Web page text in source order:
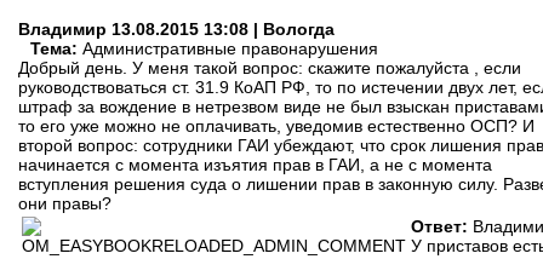
Владимир 13.08.2015 13:08 | Вологда
Тема: Административные правонарушения
Добрый день. У меня такой вопрос: скажите пожалуйста , если
руководствоваться ст. 31.9 КоАП РФ, то по истечении двух лет,
штраф за вождение в нетрезвом виде не был взыскан
то его уже можно не оплачивать, уведомив естественно ОСП? И
второй вопрос: сотрудники ГАИ убеждают, что срок лишения прав
начинается с момента изъятия прав в ГАИ, а не с момента
вступления решения суда о лишении прав в законную силу.
они правы?
Ответ:
У приставов